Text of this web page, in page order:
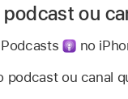
ou
no
podcast ou canal